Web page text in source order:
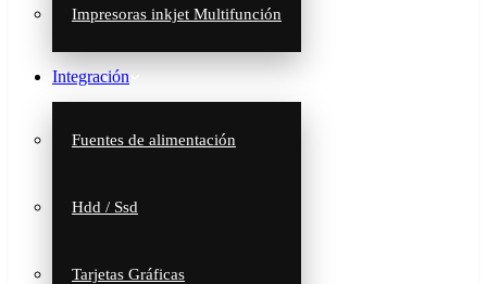
Impresoras inkjet Multifunción
Integración
Fuentes de alimentación
Hdd / Ssd
Tarjetas Gráficas